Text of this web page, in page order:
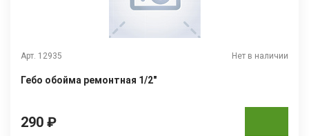
Арт. 12935 Нет в наличии
Гебо обойма ремонтная 1/2"
290 ₽